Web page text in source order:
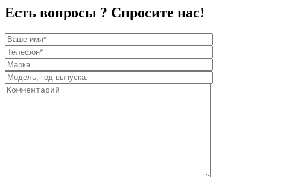
Есть вопросы ? Спросите нас!